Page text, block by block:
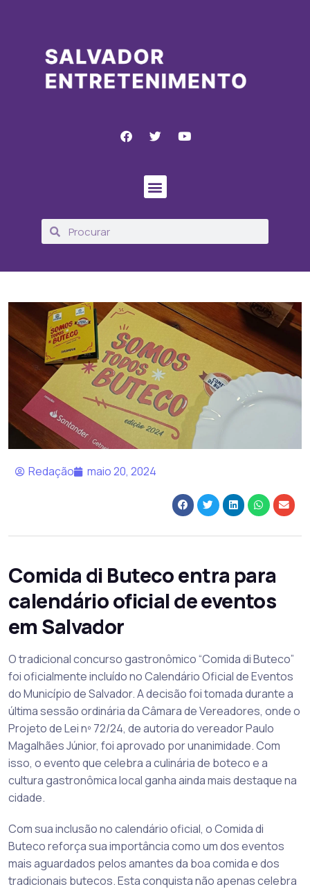
Redação maio 20, 2024
Comida di Buteco entra para
calendário oficial de eventos
em Salvador
O tradicional concurso gastronômico “Comida di Buteco”
foi oficialmente incluído no Calendário Oficial de Eventos
do Município de Salvador. A decisão foi tomada durante a
última sessão ordinária da Câmara de Vereadores, onde o
Projeto de Lei nº 72/24, de autoria do vereador Paulo
Magalhães Júnior, foi aprovado por unanimidade. Com
isso, o evento que celebra a culinária de boteco e a
cultura gastronômica local ganha ainda mais destaque na
cidade.
Com sua inclusão no calendário oficial, o Comida di
Buteco reforça sua importância como um dos eventos
mais aguardados pelos amantes da boa comida e dos
tradicionais butecos. Esta conquista não apenas celebra